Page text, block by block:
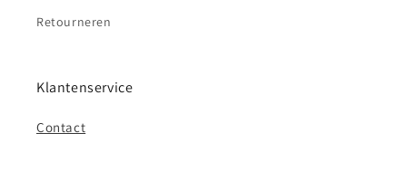
Retourneren
Klantenservice
Contact